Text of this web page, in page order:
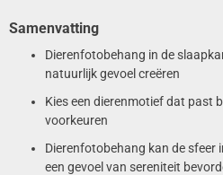
Samenvatting
Dierenfotobehang in de
natuurlijk gevoel creëren
Kies een dierenmotief dat past
voorkeuren
Dierenfotobehang kan de sfeer
een gevoel van sereniteit